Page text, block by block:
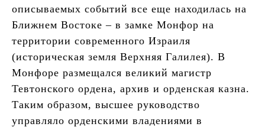
описываемых событий все еще находилась на
Ближнем Востоке – в замке Монфор на
территории современного Израиля
(историческая земля Верхняя Галилея). В
Монфоре размещался великий магистр
Тевтонского ордена, архив и орденская казна.
Таким образом, высшее руководство
управляло орденскими владениями в